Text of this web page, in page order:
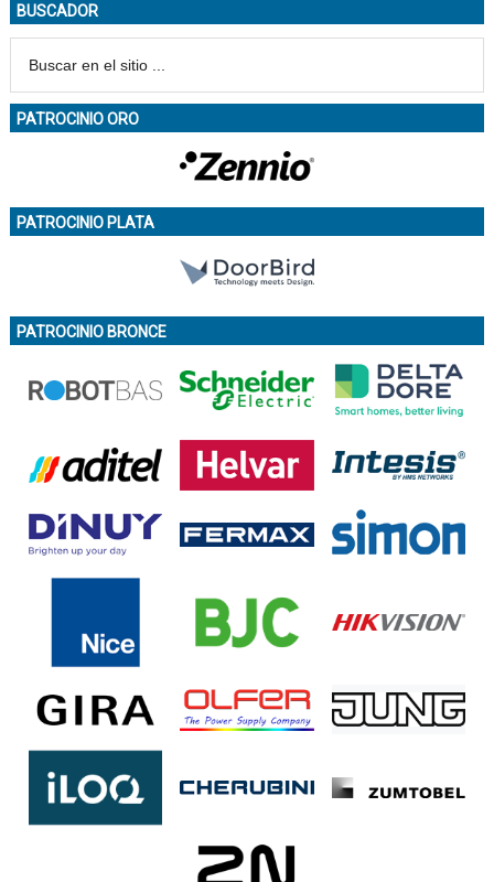
BUSCADOR
PATROCINIO ORO
PATROCINIO PLATA
PATROCINIO BRONCE